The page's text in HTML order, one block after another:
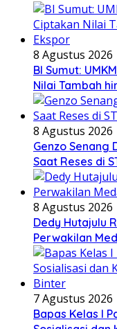
8 Agustus 2026
BI Sumut:
Nilai Tambah
8 Agustus 2026
Genzo Senang
Saat Reses di
8 Agustus 2026
Dedy Hutajulu
Perwakilan
7 Agustus 2026
Bapas Kelas I